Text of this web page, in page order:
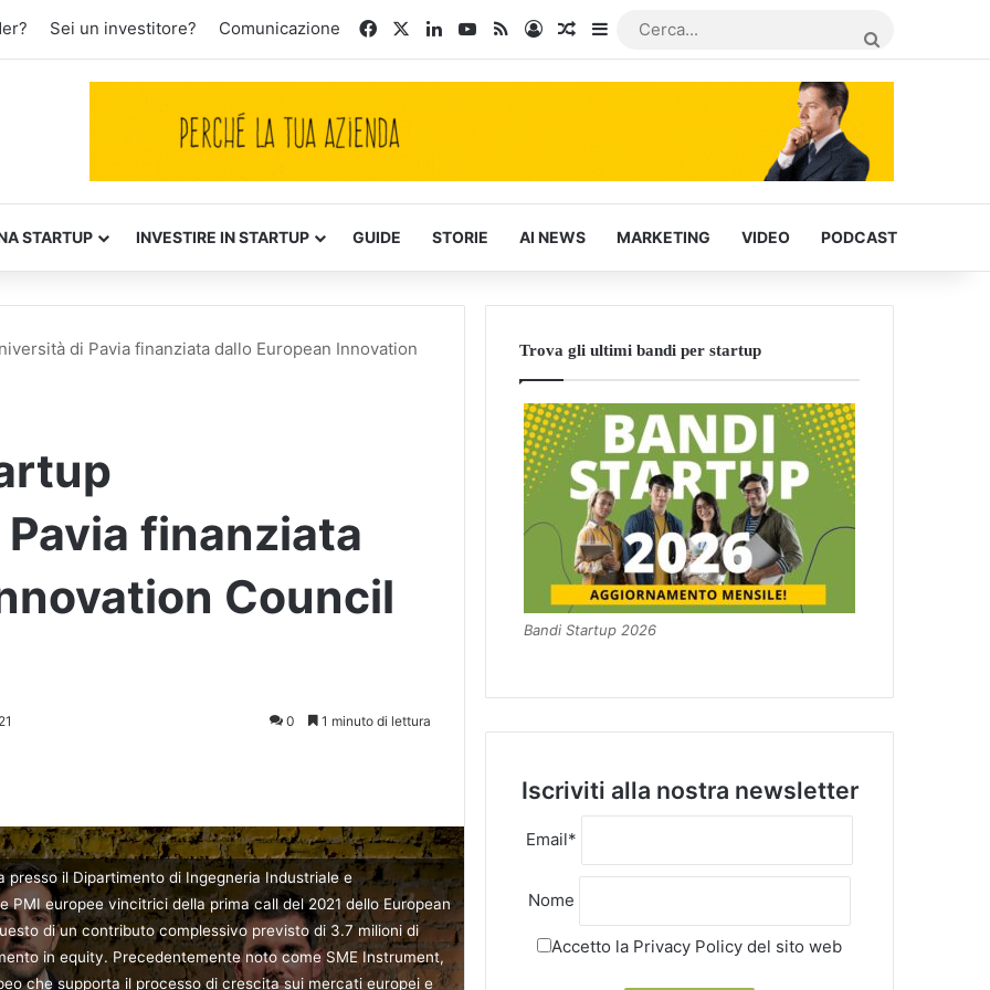
Sei un investitore? Comunicazione FacebookLinkedInYou Tube
RSSAccediArticoli Casuali
Barra laterale
STARTUP INVESTIRE IN STARTUP GUIDE STORIE AI NEWS MARKETING VIDEO PODCAST
di Pavia finanziata dallo European Innovation
finanziata
Council
0 1 minuto di lettura
presso il Dipartimento di Ingegneria Industriale e
europee vincitrici della prima call del 2021 dello European
di un contributo complessivo previsto di 3.7 milioni di
in equity. Precedentemente noto come SME Instrument,
che supporta il processo di crescita sui mercati europei e
Trova gli ultimi bandi per startup
Bandi Startup 2026
Iscriviti alla nostra newsletter
Email*
Nome
Accetto la Privacy Policy del sito web